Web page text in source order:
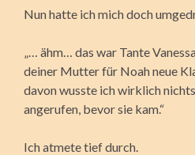
Nun hatte ich mich doch
„… ähm… das war Tante
deiner Mutter für Noah neue
davon wusste ich wirklich
angerufen, bevor sie kam.“
Ich atmete tief durch.